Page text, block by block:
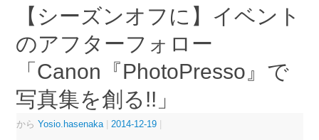
【シーズンオフに】イベント
のアフターフォロー
「Canon『PhotoPresso』で
写真集を創る!!」
から Yosio.hasenaka 2014-12-19